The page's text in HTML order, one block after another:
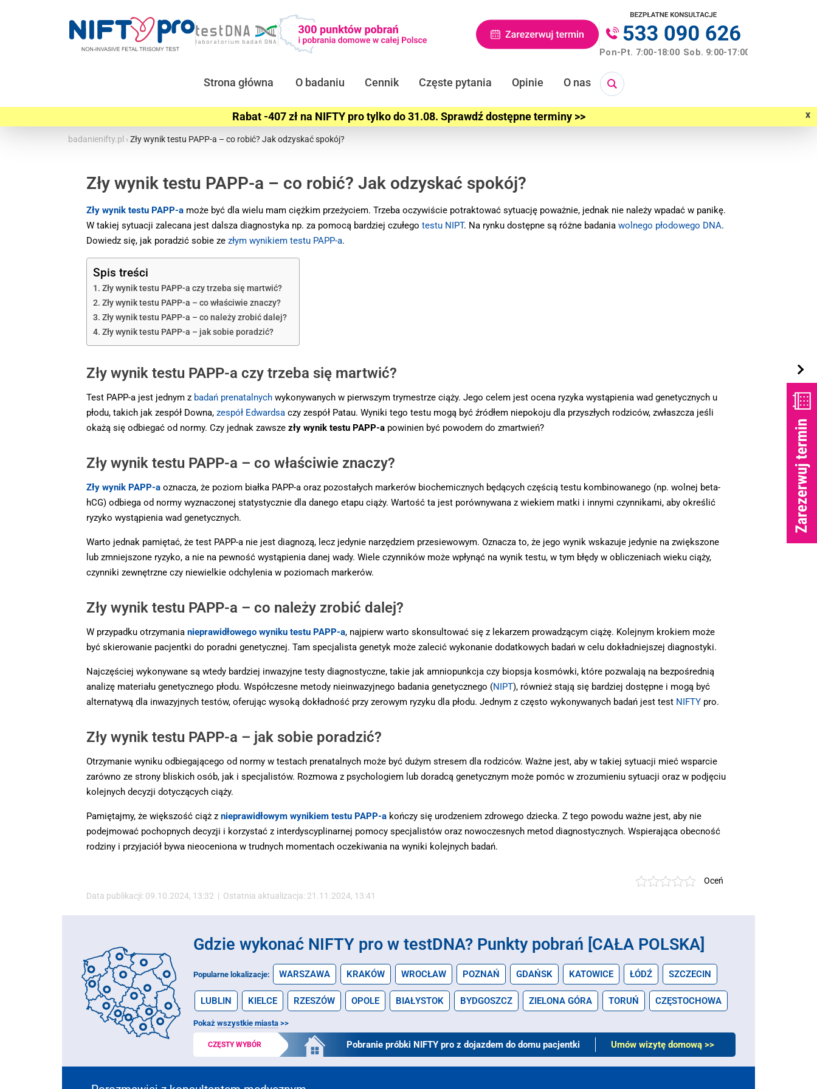
Strona główna O badaniu Cennik Częste pytania Opinie O nas
Rabat -407 zł na NIFTY pro tylko do 31.08. Sprawdź dostępne terminy >> x
badanienifty.pl ›Zły wynik testu PAPP-a – co robić? Jak odzyskać spokój?
Zły wynik testu PAPP-a – co robić? Jak odzyskać spokój?
Zły wynik testu PAPP-a może być dla wielu mam ciężkim przeżyciem. Trzeba oczywiście potraktować sytuację poważnie, jednak nie należy wpadać w panikę.
W takiej sytuacji zalecana jest dalsza diagnostyka np. za pomocą bardziej czułego testu NIPT. Na rynku dostępne są różne badania wolnego płodowego DNA.
Dowiedz się, jak poradzić sobie ze złym wynikiem testu PAPP-a.
Spis treści
Zły wynik testu PAPP-a czy trzeba się martwić?
Zły wynik testu PAPP-a – co właściwie znaczy?
Zły wynik testu PAPP-a – co należy zrobić dalej?
Zły wynik testu PAPP-a – jak sobie poradzić?
Zły wynik testu PAPP-a czy trzeba się martwić?
Test PAPP-a jest jednym z badań prenatalnych wykonywanych w pierwszym trymestrze ciąży. Jego celem jest ocena ryzyka wystąpienia wad genetycznych u
płodu, takich jak zespół Downa, zespół Edwardsa czy zespół Patau. Wyniki tego testu mogą być źródłem niepokoju dla przyszłych rodziców, zwłaszcza jeśli
okażą się odbiegać od normy. Czy jednak zawsze zły wynik testu PAPP-a powinien być powodem do zmartwień?
Zły wynik testu PAPP-a – co właściwie znaczy?
Zły wynik PAPP-a oznacza, że poziom białka PAPP-a oraz pozostałych markerów biochemicznych będących częścią testu kombinowanego (np. wolnej beta-
hCG) odbiega od normy wyznaczonej statystycznie dla danego etapu ciąży. Wartość ta jest porównywana z wiekiem matki i innymi czynnikami, aby określić
ryzyko wystąpienia wad genetycznych.
Warto jednak pamiętać, że test PAPP-a nie jest diagnozą, lecz jedynie narzędziem przesiewowym. Oznacza to, że jego wynik wskazuje jedynie na zwiększone
lub zmniejszone ryzyko, a nie na pewność wystąpienia danej wady. Wiele czynników może wpłynąć na wynik testu, w tym błędy w obliczeniach wieku ciąży,
czynniki zewnętrzne czy niewielkie odchylenia w poziomach markerów.
Zły wynik testu PAPP-a – co należy zrobić dalej?
W przypadku otrzymania nieprawidłowego wyniku testu PAPP-a, najpierw warto skonsultować się z lekarzem prowadzącym ciążę. Kolejnym krokiem może
być skierowanie pacjentki do poradni genetycznej. Tam specjalista genetyk może zalecić wykonanie dodatkowych badań w celu dokładniejszej diagnostyki.
Najczęściej wykonywane są wtedy bardziej inwazyjne testy diagnostyczne, takie jak amniopunkcja czy biopsja kosmówki, które pozwalają na bezpośrednią
analizę materiału genetycznego płodu. Współczesne metody nieinwazyjnego badania genetycznego (NIPT), również stają się bardziej dostępne i mogą być
alternatywą dla inwazyjnych testów, oferując wysoką dokładność przy zerowym ryzyku dla płodu. Jednym z często wykonywanych badań jest test NIFTY pro.
Zły wynik testu PAPP-a – jak sobie poradzić?
Otrzymanie wyniku odbiegającego od normy w testach prenatalnych może być dużym stresem dla rodziców. Ważne jest, aby w takiej sytuacji mieć wsparcie
zarówno ze strony bliskich osób, jak i specjalistów. Rozmowa z psychologiem lub doradcą genetycznym może pomóc w zrozumieniu sytuacji oraz w podjęciu
kolejnych decyzji dotyczących ciąży.
Pamiętajmy, że większość ciąż z nieprawidłowym wynikiem testu PAPP-a kończy się urodzeniem zdrowego dziecka. Z tego powodu ważne jest, aby nie
podejmować pochopnych decyzji i korzystać z interdyscyplinarnej pomocy specjalistów oraz nowoczesnych metod diagnostycznych. Wspierająca obecność
rodziny i przyjaciół bywa nieoceniona w trudnych momentach oczekiwania na wyniki kolejnych badań.
Oceń
Data publikacji: 09.10.2024, 13:32 | Ostatnia aktualizacja: 21.11.2024, 13:41
Gdzie wykonać NIFTY pro w testDNA? Punkty pobrań [CAŁA POLSKA]
Popularne lokalizacje: WARSZAWA KRAKÓW WROCŁAW POZNAŃ GDAŃSK KATOWICE ŁÓDŹ SZCZECIN
LUBLIN KIELCE RZESZÓW OPOLE BIAŁYSTOK BYDGOSZCZ ZIELONA GÓRA TORUŃ CZĘSTOCHOWA
Pokaż wszystkie miasta >>
CZĘSTY WYBÓR Pobranie próbki NIFTY pro z dojazdem do domu pacjentki Umów wizytę domową >>